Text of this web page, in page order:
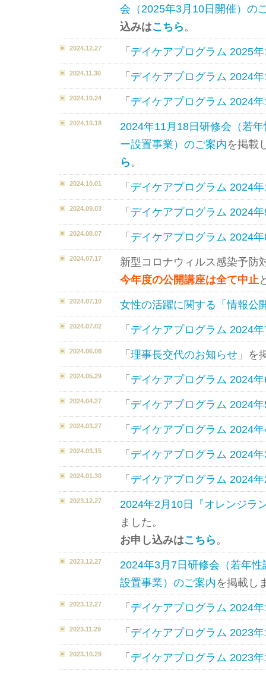
会（2025年3⽉10⽇開催）の
込みはこちら 。
2024.12.27 「 デイケアプログラム 2025
2024.11.30 「 デイケアプログラム 2024
2024.10.24 「 デイケアプログラム 2024
2024.10.18
2024年11月18日研修会（若
ー設置事業）のご案内を掲載
ら 。
2024.10.01 「 デイケアプログラム 2024
2024.09.03 「 デイケアプログラム 2024
2024.08.07 「 デイケアプログラム 2024
2024.07.17
新型コロナウィルス感染予防
今年度の公開講座は全て中止
2024.07.10 女性の活躍に関する「情報公
2024.07.02 「 デイケアプログラム 2024
2024.06.08 「 理事長交代のお知らせ 」を
2024.05.29 「 デイケアプログラム 2024
2024.04.27 「 デイケアプログラム 2024
2024.03.27 「 デイケアプログラム 2024
2024.03.15 「 デイケアプログラム 2024
2024.01.30 「 デイケアプログラム 2024
2023.12.27
2024年2月10日『オレンジラ
ました。
お申し込みはこちら 。
2023.12.27
2024年3月7日研修会（若年
設置事業）のご案内を掲載し
2023.12.27 「 デイケアプログラム 2024
2023.11.29 「 デイケアプログラム 2023
2023.10.29 「 デイケアプログラム 2023